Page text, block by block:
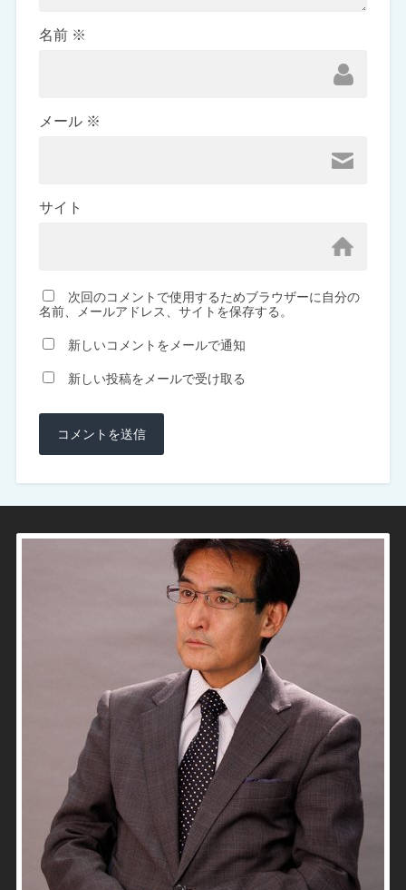
名前 ※
メール ※
サイト
次回のコメントで使用するためブラウザーに自分の
名前、メールアドレス、サイトを保存する。
新しいコメントをメールで通知
新しい投稿をメールで受け取る